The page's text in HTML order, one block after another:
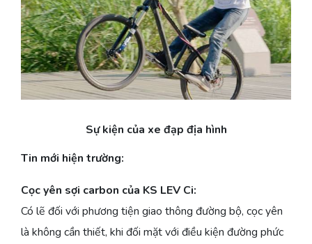
Sự kiện của xe đạp địa hình
Tin mới hiện trường:
Cọc yên sợi carbon của KS LEV Ci:
Có lẽ đối với phương tiện giao thông đường bộ, cọc yên
là không cần thiết, khi đối mặt với điều kiện đường phức